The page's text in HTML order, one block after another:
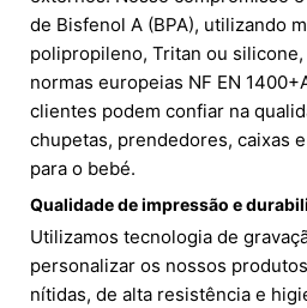
de Bisfenol A (BPA), utilizando
polipropileno, Tritan ou
normas europeias NF EN
clientes podem confiar na
chupetas, prendedores, caixas
para o bebé.
Qualidade de impressão e
Utilizamos tecnologia de
personalizar os nossos
nítidas, de alta resistência e